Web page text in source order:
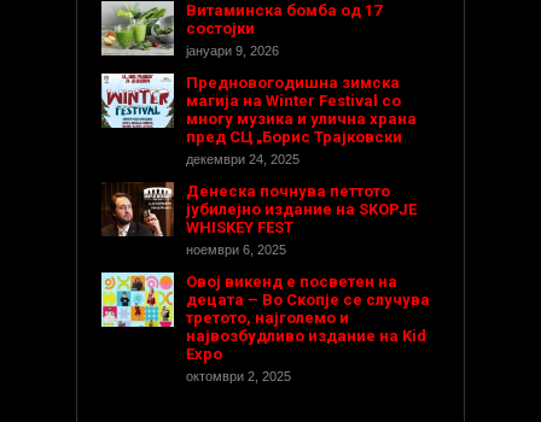
Витаминска бомба од 17
состојки
јануари 9, 2026
Предновогодишнa зимска
магија на Winter Festival со
многу музика и улична храна
пред СЦ „Борис Трајковски
декември 24, 2025
Денеска почнува петтото
јубилејно издание на SKOPJE
WHISKEY FEST
ноември 6, 2025
Овој викенд е посветен на
децата – Во Скопје се случува
третото, најголемо и
највозбудливо издание на Kid
Expo
октомври 2, 2025